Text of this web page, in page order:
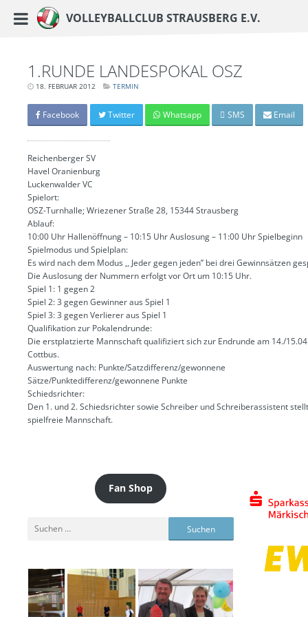
https://www.vc-strausberg.de/wp-content/themes/siehste/images/
Zum
Volleyballclub Strausberg e.V.
Haupt-Menü
1.RUNDE LANDESPOKAL OSZ
18. FEBRUAR 2012 LETZTE
15.
MÄRZ
2024
-
UHR
TERMIN
Facebook Twitter Whatsapp SMS Email
Reichenberger SV
Havel Oranienburg
Luckenwalder VC
Spielort:
OSZ-Turnhalle; Wriezener Straße 28, 15344 Strausberg
Ablauf:
10:00 Uhr Hallenöffnung – 10:15 Uhr Auslosung – 11:00 Uhr Spielbeginn
Spielmodus und Spielplan:
Es wird nach dem Modus ,, Jeder gegen jeden’’ bei drei Gewinnsätzen
Die Auslosung der Nummern erfolgt vor Ort um 10:15 Uhr.
Spiel 1: 1 gegen 2
Spiel 2: 3 gegen Gewinner aus Spiel 1
Spiel 3: 3 gegen Verlierer aus Spiel 1
Qualifikation zur Pokalendrunde:
Die erstplatzierte Mannschaft qualifiziert sich zur Endrunde am 14./
Cottbus.
Auswertung nach: Punkte/Satzdifferenz/gewonnene
Sätze/Punktedifferenz/gewonnene Punkte
Schiedsrichter:
Den 1. und 2. Schiedsrichter sowie Schreiber und Schreiberassistent
spielfreie Mannschaft.
Fan Shop
Suchen